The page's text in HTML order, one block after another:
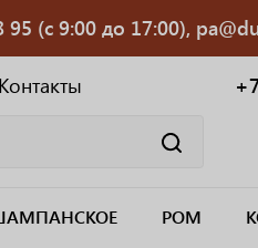
95 (с 9:00 до 17:00),
Контакты
РОМ